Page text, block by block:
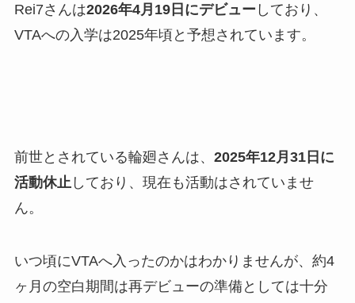
Rei7さんは2026年4月19日にデビュー しており、
VTAへの入学は2025年頃と予想されています。
前世とされている輪廻さんは、 2025年12月31日に
活動休止 しており、現在も活動はされていませ
ん。
いつ頃にVTAへ入ったのかはわかりませんが、約4
ヶ月の空白期間は再デビューの準備としては十分